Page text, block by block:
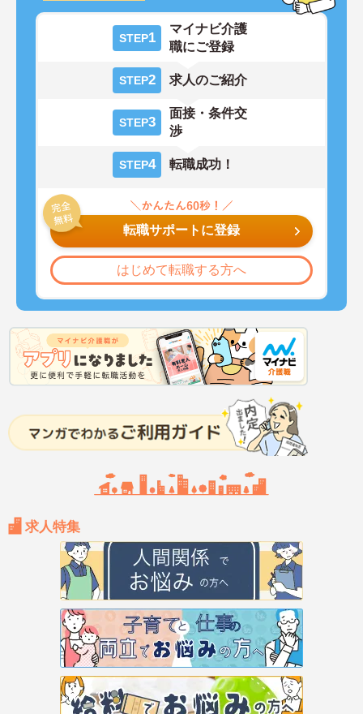
STEP1
マイナビ介護
職にご登録
STEP2 求人のご紹介
STEP3
面接・条件交
渉
STEP4 転職成功！
転職サポートに登録
はじめて転職する方へ
求人特集